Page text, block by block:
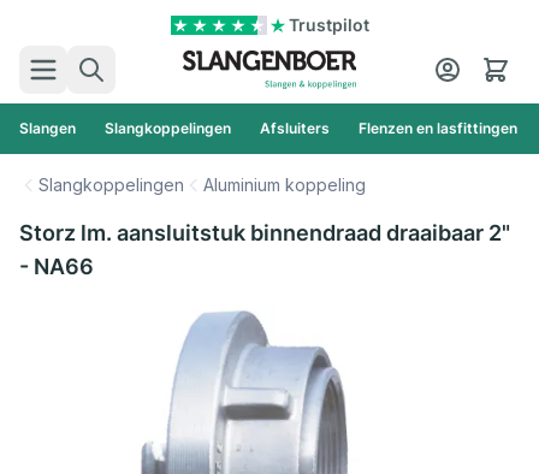
Trustpilot
Zoek
Cart
Slangen Slangkoppelingen Afsluiters Flenzen en lasfittingen
Slangkoppelingen Aluminium koppeling
Storz lm. aansluitstuk binnendraad draaibaar 2"
- NA66